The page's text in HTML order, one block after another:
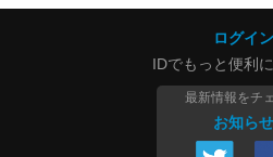
ログイン
IDでもっと便利に
最新情報をチ
お知らせ